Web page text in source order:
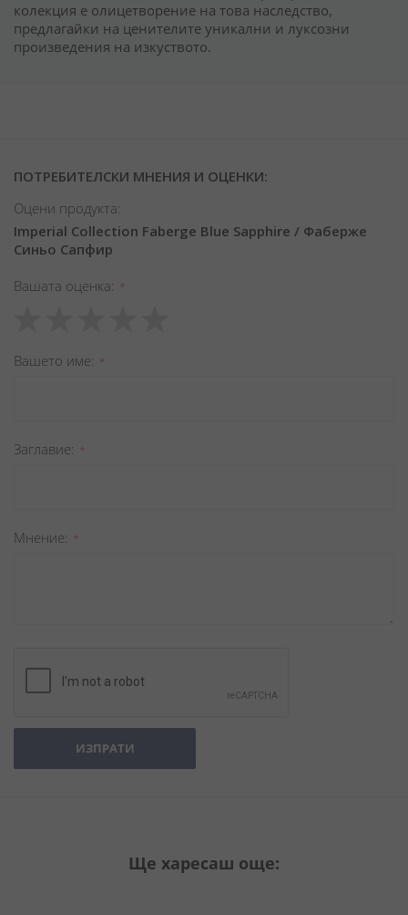
колекция е олицетворение на това наследство,
предлагайки на ценителите уникални и луксозни
произведения на изкуството.
ПОТРЕБИТЕЛСКИ МНЕНИЯ И ОЦЕНКИ:
Оцени продукта:
Imperial Collection Faberge Blue Sapphire / Фаберже
Синьо Сапфир
Вашата оценка
star
stars
stars
stars
stars
Вашето име
Заглавиe
Мнение
ИЗПРАТИ
Ще харесаш още: